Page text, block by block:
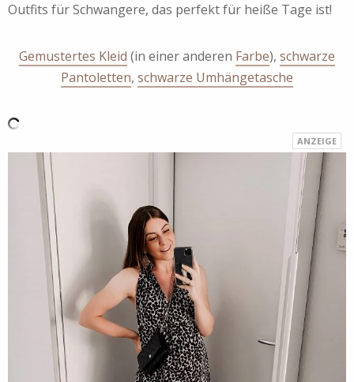
Outfits für Schwangere, das perfekt für heiße Tage ist!
Gemustertes Kleid (in einer anderen Farbe), schwarze
Pantoletten, schwarze Umhängetasche